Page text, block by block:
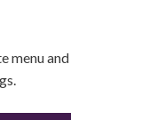
menu and